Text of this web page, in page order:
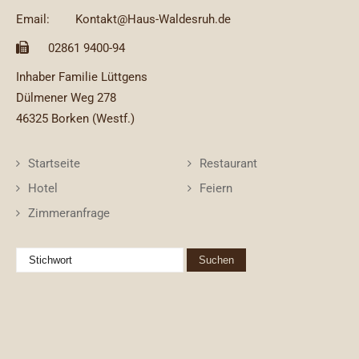
Email:
Kontakt@Haus-Waldesruh.de
02861 9400-94
Inhaber Familie Lüttgens
Dülmener Weg 278
46325 Borken (Westf.)
Startseite
Hotel
Zimmeranfrage
Restaurant
Feiern